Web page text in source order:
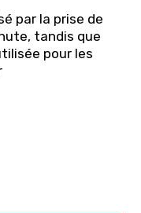
par la prise de
tandis que
pour les